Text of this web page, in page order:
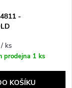
-
/ ks
prodejna 1 ks
KOŠÍKU